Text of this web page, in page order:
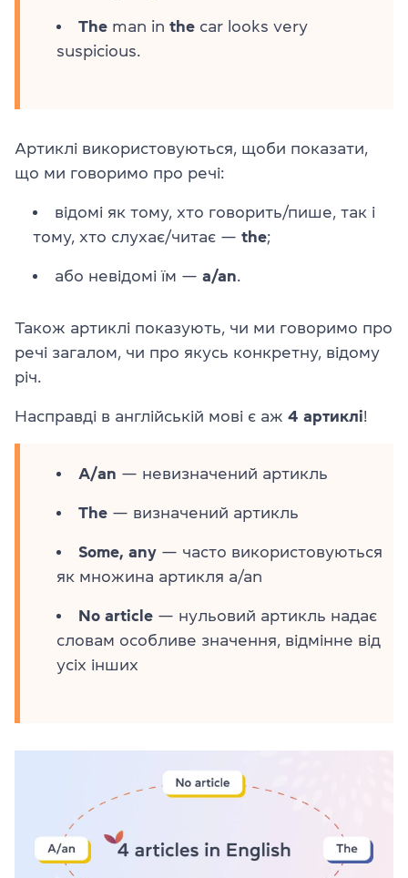
The man in the car looks very
suspicious.
Артиклі використовуються, щоби показати,
що ми говоримо про речі:
відомі як тому, хто говорить/пише, так і
тому, хто слухає/читає — the;
або невідомі їм — a/an
Також артиклі показують, чи ми говоримо про
речі загалом, чи про якусь конкретну, відому
річ.
Насправді в англійській мові є аж 4 артиклі!
А/an — невизначений артикль
The — визначений артикль
Some, any — часто використовуються
як множина артикля a/an
No article — нульовий артикль надає
словам особливе значення, відмінне від
усіх інших